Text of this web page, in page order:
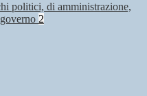
politici, di amministrazione,
2